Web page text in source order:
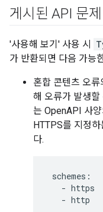
게시된 API 문
'사용해 보기' 사용 시
가 반환되면 다음 가능
혼합 콘텐츠 오류
해 오류가 발생
는 OpenAPI 사양
HTTPS를 지정하
다.
schemes:
   - https